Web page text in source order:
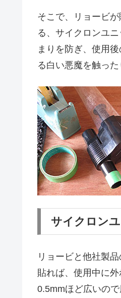
そこで、リョービ
る、サイクロンユ
まりを防ぎ、使用
る白い悪魔を触っ
サイクロン
リョービと他社製
貼れば、使用中に
0.5mmほど広いの